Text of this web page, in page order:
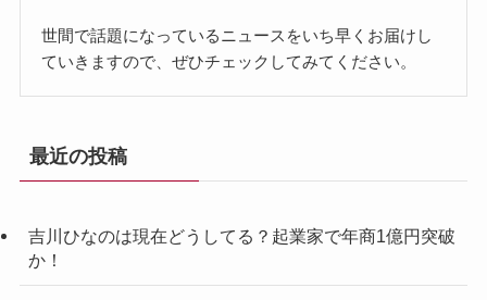
世間で話題になっているニュースをいち早くお届けし
ていきますので、ぜひチェックしてみてください。
最近の投稿
吉川ひなのは現在どうしてる？起業家で年商1億円突破
か！